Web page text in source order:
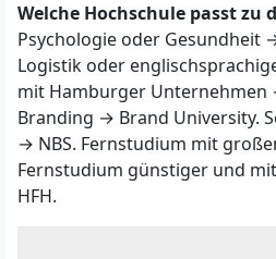
Welche Hochschule passt zu
Psychologie oder Gesundheit
Logistik oder
mit Hamburger Unternehmen
Branding → Brand University.
→ NBS. Fernstudium mit
Fernstudium günstiger und
HFH.